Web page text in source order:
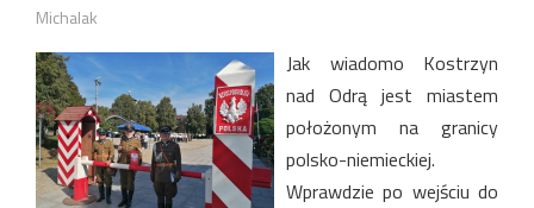
Michalak
Jak wiadomo Kostrzyn
nad Odrą jest miastem
położonym na granicy
polsko-niemieckiej.
Wprawdzie po wejściu do